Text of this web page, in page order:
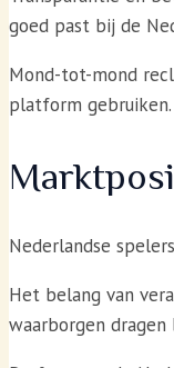
goed past bij de
Mond-tot-mond
platform gebruiken.
Nederlandse
Het belang van
waarborgen